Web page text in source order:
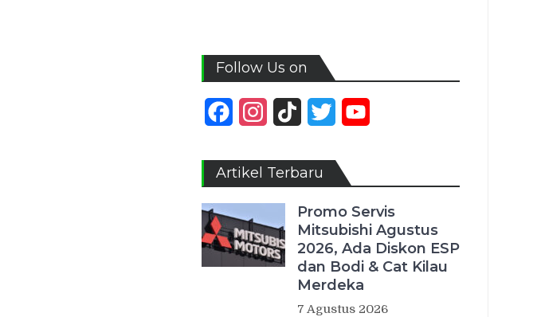
Follow Us on
FacebookInstagram
TikTok Twitter
Artikel Terbaru
Promo Servis
Mitsubishi Agustus
2026, Ada Diskon ESP
dan Bodi & Cat Kilau
Merdeka
7 Agustus 2026